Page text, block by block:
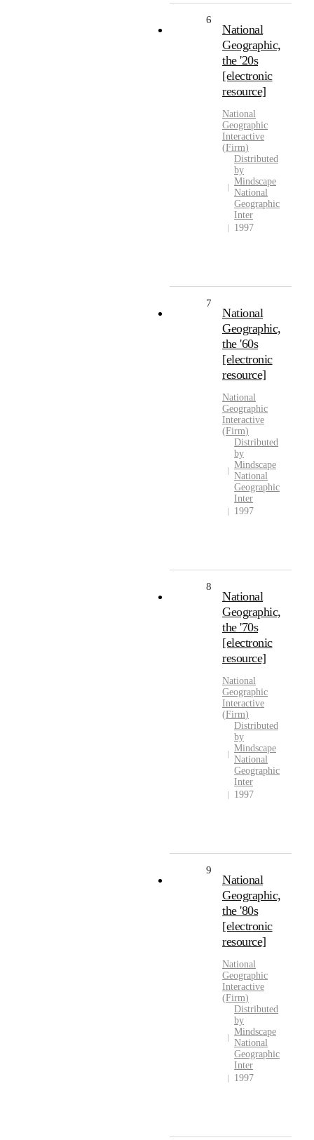
6
National
Geographic,
the '20s
[electronic
resource]
National
Geographic
Interactive
(Firm)
Distributed
by
Mindscape
National
Geographic
Inter
1997
7
National
Geographic,
the '60s
[electronic
resource]
National
Geographic
Interactive
(Firm)
Distributed
by
Mindscape
National
Geographic
Inter
1997
8
National
Geographic,
the '70s
[electronic
resource]
National
Geographic
Interactive
(Firm)
Distributed
by
Mindscape
National
Geographic
Inter
1997
9
National
Geographic,
the '80s
[electronic
resource]
National
Geographic
Interactive
(Firm)
Distributed
by
Mindscape
National
Geographic
Inter
1997